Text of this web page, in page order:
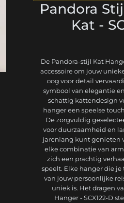
Pandora
Kat -
De Pandora-stijl Kat
accessoire om jouw
oog voor detail
symbool van elegantie
schattig kattendesign
hanger een speelse
De zorgvuldig
voor duurzaamheid en
jarenlang kunt genieten
elke combinatie van
zich een prachtig
speelt. Elke hanger die
van jouw persoonlijke
uniek is. Het dragen
Hanger - SCX122-D